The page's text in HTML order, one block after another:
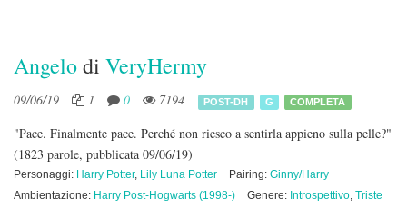
Angelodi VeryHermy
09/06/19 1 0 7194 POST-DH G COMPLETA
"Pace. Finalmente pace. Perché non riesco a sentirla appieno sulla pelle?"
(1823 parole, pubblicata 09/06/19)
Personaggi: Harry Potter, Lily Luna Potter Pairing: Ginny/Harry
Ambientazione: Harry Post-Hogwarts (1998-) Genere: Introspettivo, Triste